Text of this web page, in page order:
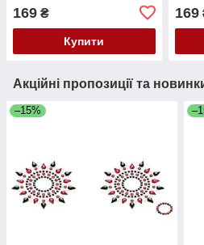
169 ₴
Купити
169
Акційні пропозиції та
–15%